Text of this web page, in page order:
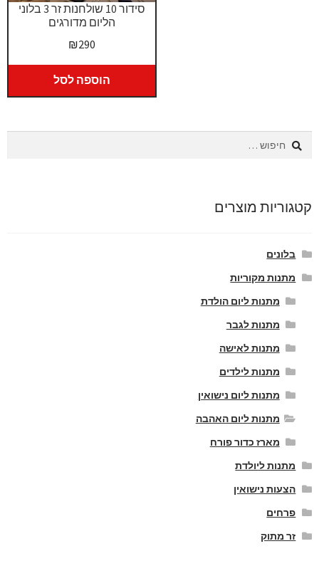
סידור 10 שולחנות זר 3 בלוני
הליום מדורגים
₪290
הוספה לסל
חיפוש:
קטגוריות מוצרים
בלונים
מתנות מקוריות
מתנות ליום הולדת
מתנות לגבר
מתנות לאישה
מתנות לילדים
מתנות ליום נישואין
מתנות ליום האהבה
מארז כדור פורח
מתנות ליולדת
הצעות נישואין
פרחים
זר מתוק